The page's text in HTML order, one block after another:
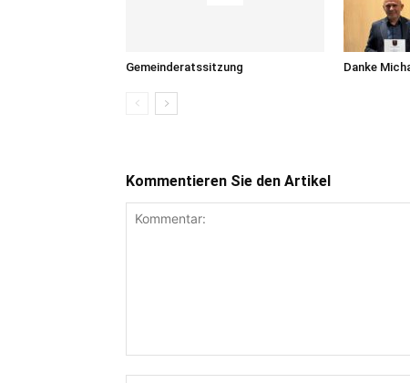
Gemeinderatssitzung Danke
Kommentieren Sie den Artikel